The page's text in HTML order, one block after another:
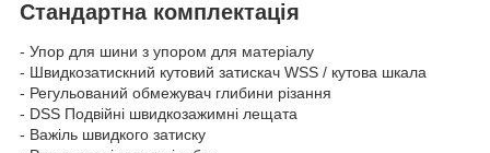
Стандартна комплектація
- Упор для шини з упором для матеріалу
- Швидкозатискний кутовий затискач WSS / кутова шкала
- Регульований обмежувач глибини різання
- DSS Подвійні швидкозажимні лещата
- Важіль швидкого затиску